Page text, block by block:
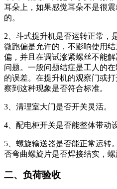
耳朵上，如果感觉耳朵不是很
的。
2、斗式提升机是否运转正常，
微跑偏是允许的，不影响使用
偏，并且在调试涨紧螺丝不能
问题。一般问题结症是工人的
的误差。在提升机的观察门或
察到这种现象是否符合标准。
3、清理室大门是否开关灵活。
4、配电柜开关是否能整体带动
5、螺旋输送器是否能正常运转
否弯曲螺旋片是否焊接结实，螺
二、负荷验收